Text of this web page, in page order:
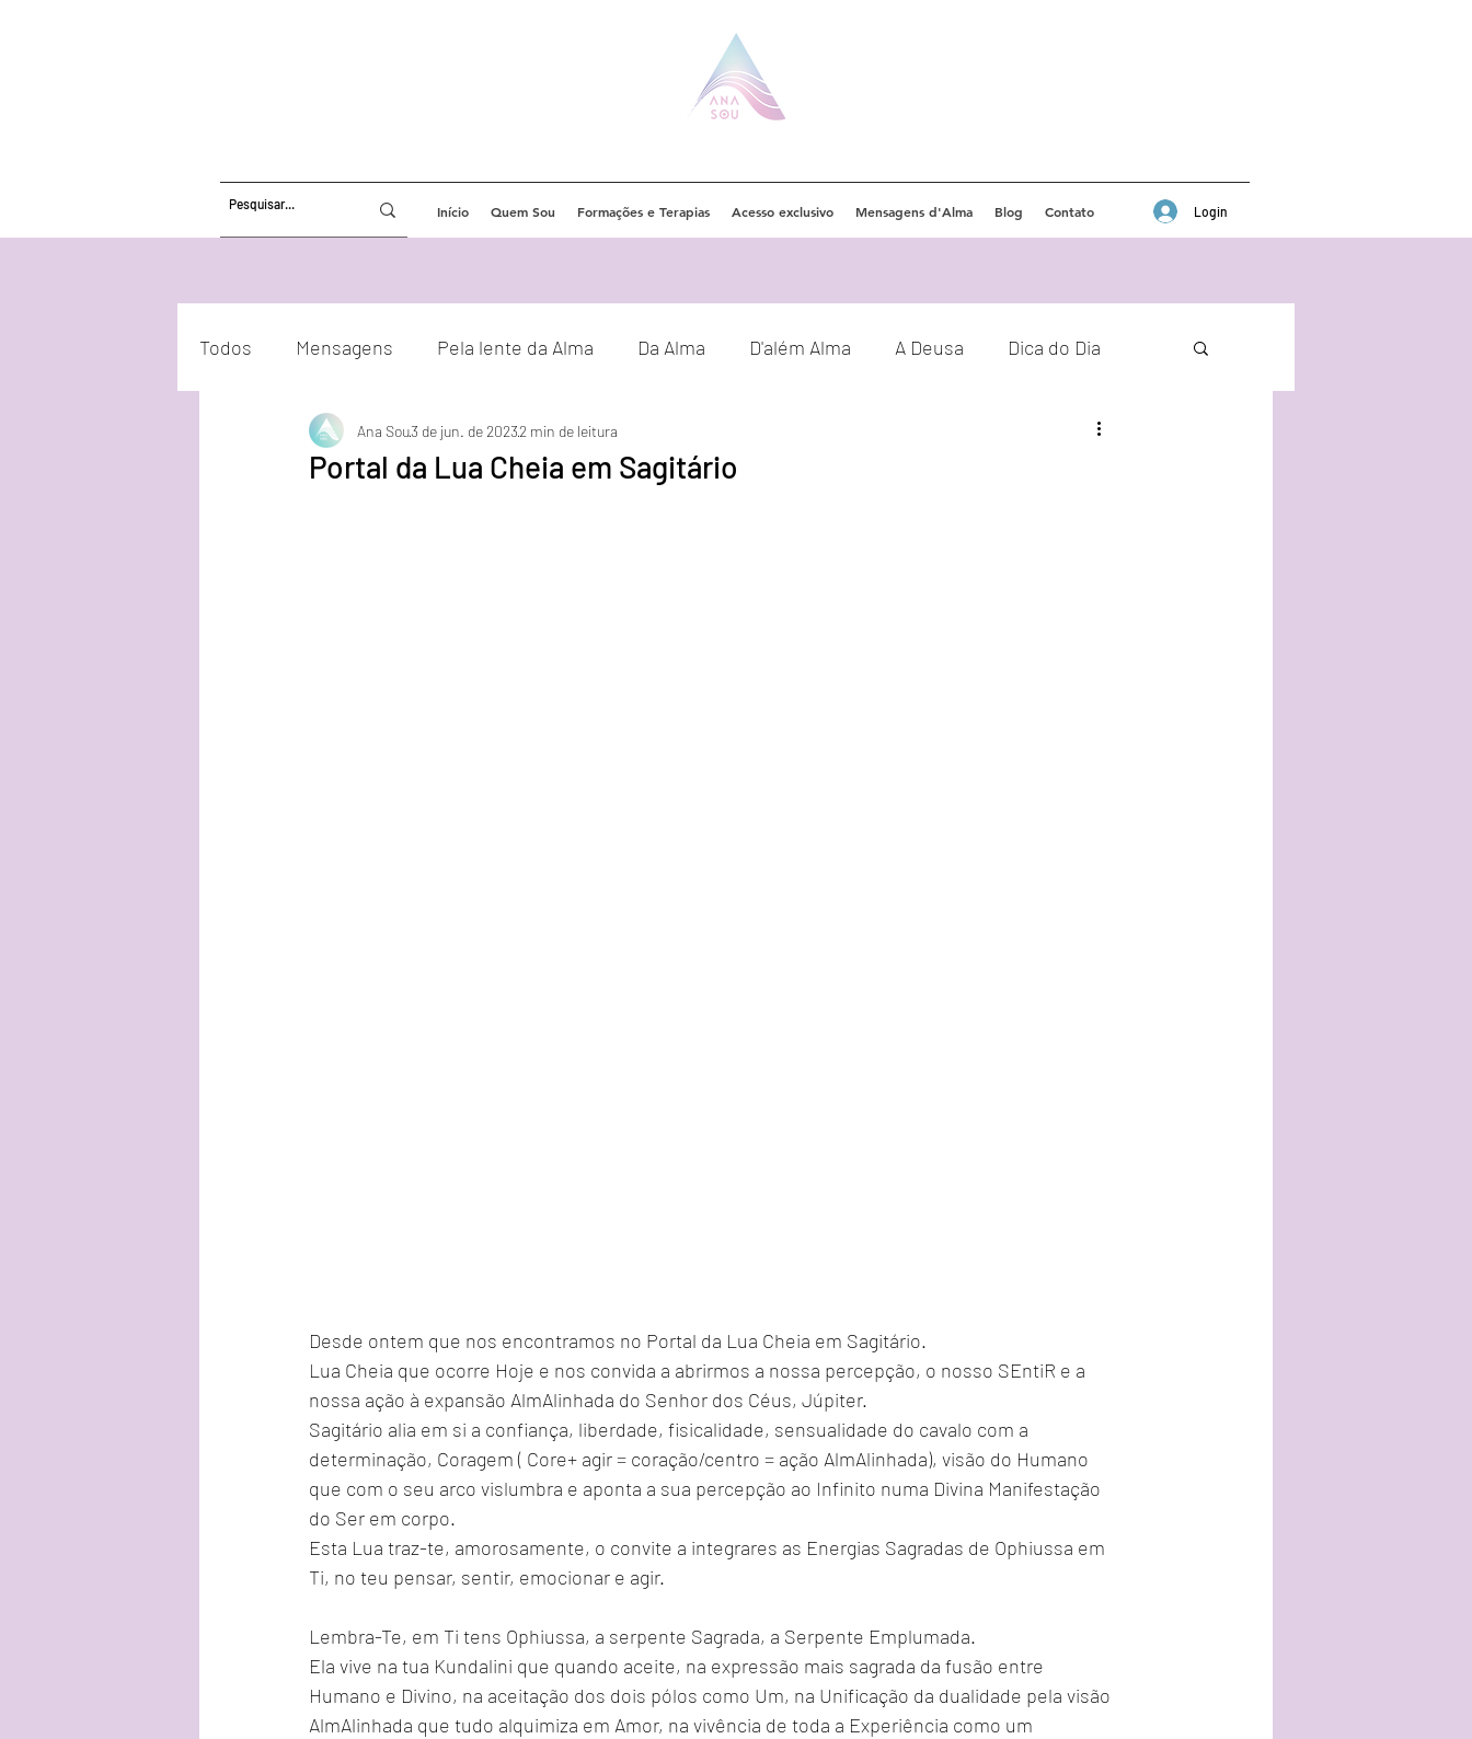
Início Quem Sou Formações e Terapias Acesso exclusivo Mensagens d'Alma Blog Contato Login
Todos Mensagens Pela lente da Alma Da Alma D'além Alma A Deusa Dica do Dia
Atualizações Energéticas Eventos Orações
Portal da Lua Cheia em Sagitário
Ana Sou3 de jun. de 20232 min de leitura
Desde ontem que nos encontramos no Portal da Lua Cheia em Sagitário.
Lua Cheia que ocorre Hoje e nos convida a abrirmos a nossa percepção, o nosso SEntiR e a
nossa ação à expansão AlmAlinhada do Senhor dos Céus, Júpiter.
Sagitário alia em si a confiança, liberdade, fisicalidade, sensualidade do cavalo com a
determinação, Coragem ( Core+ agir = coração/centro = ação AlmAlinhada), visão do Humano
que com o seu arco vislumbra e aponta a sua percepção ao Infinito numa Divina Manifestação
do Ser em corpo.
Esta Lua traz-te, amorosamente, o convite a integrares as Energias Sagradas de Ophiussa em
Ti, no teu pensar, sentir, emocionar e agir.
Lembra-Te, em Ti tens Ophiussa, a serpente Sagrada, a Serpente Emplumada.
Ela vive na tua Kundalini que quando aceite, na expressão mais sagrada da fusão entre
Humano e Divino, na aceitação dos dois pólos como Um, na Unificação da dualidade pela visão
AlmAlinhada que tudo alquimiza em Amor, na vivência de toda a Experiência como um